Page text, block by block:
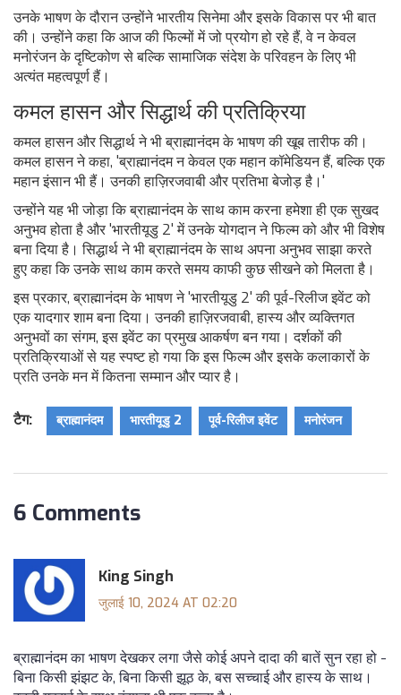
उनके भाषण के दौरान उन्होंने भारतीय सिनेमा और इसके विकास पर भी बात
की। उन्होंने कहा कि आज की फिल्मों में जो प्रयोग हो रहे हैं, वे न केवल
मनोरंजन के दृष्टिकोण से बल्कि सामाजिक संदेश के परिवहन के लिए भी
अत्यंत महत्वपूर्ण हैं।
कमल हासन और सिद्धार्थ की प्रतिक्रिया
कमल हासन और सिद्धार्थ ने भी ब्राह्मानंदम के भाषण की खूब तारीफ की।
कमल हासन ने कहा, 'ब्राह्मानंदम न केवल एक महान कॉमेडियन हैं, बल्कि एक
महान इंसान भी हैं। उनकी हाज़िरजवाबी और प्रतिभा बेजोड़ है।'
उन्होंने यह भी जोड़ा कि ब्राह्मानंदम के साथ काम करना हमेशा ही एक सुखद
अनुभव होता है और 'भारतीयूडु 2' में उनके योगदान ने फिल्म को और भी विशेष
बना दिया है। सिद्धार्थ ने भी ब्राह्मानंदम के साथ अपना अनुभव साझा करते
हुए कहा कि उनके साथ काम करते समय काफी कुछ सीखने को मिलता है।
इस प्रकार, ब्राह्मानंदम के भाषण ने 'भारतीयूडु 2' की पूर्व-रिलीज इवेंट को
एक यादगार शाम बना दिया। उनकी हाज़िरजवाबी, हास्य और व्यक्तिगत
अनुभवों का संगम, इस इवेंट का प्रमुख आकर्षण बन गया। दर्शकों की
प्रतिक्रियाओं से यह स्पष्ट हो गया कि इस फिल्म और इसके कलाकारों के
प्रति उनके मन में कितना सम्मान और प्यार है।
टैग: ब्राह्मानंदम भारतीयूडु 2 पूर्व-रिलीज इवेंट मनोरंजन
6 Comments
King Singh
जुलाई 10, 2024 AT 02:20
ब्राह्मानंदम का भाषण देखकर लगा जैसे कोई अपने दादा की बातें सुन रहा हो -
बिना किसी झंझट के, बिना किसी झूठ के, बस सच्चाई और हास्य के साथ।